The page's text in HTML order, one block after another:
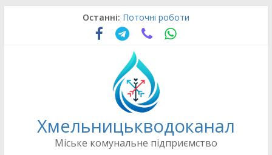
Останні: Поточні роботи
Поточні роботи
Поточні роботи
Поточні роботи
Поточні роботи
Хмельницькводоканал
Міське комунальне підприємство